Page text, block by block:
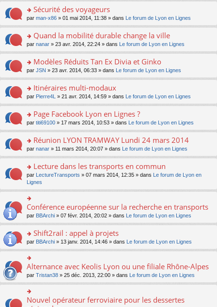
e
nt
ré
c
e
nt
le
pl
u
ré
c
e
nt
n
n
le
pl
u
ré
c
e
nt
a
g
e
n
n
le
pl
u
ré
c
e
nt
le
m
e
a
g
e
n
n
le
pl
u
ré
c
e
nt
ult
er
le
m
e
a
g
e
n
n
le
pl
u
ré
c
e
nt
o
n
ult
er
le
m
e
a
g
e
n
n
le
pl
u
ré
c
e
nt
Sécurité des voyageurs
par man-x86 » 01 mai 2014, 11:38 » dans Le forum de Lyon en Lignes
o
n
ult
er
le
m
e
a
g
e
n
n
le
pl
s
ré
c
e
nt
Quand la mobilité durable change la ville
par nanar » 23 avr. 2014, 22:24 » dans Le forum de Lyon en Lignes
o
n
ult
er
le
m
e
a
g
e
n
n
pl
u
s
ré
e
nt
Modèles Réduits Tan Ex Divia et Ginko
par JSN » 23 avr. 2014, 06:33 » dans Le forum de Lyon en Lignes
o
n
ult
er
le
m
e
a
g
e
n
o
n
le
u
s
ré
c
e
nt
Itinéraires multi-modaux
par Pierre4L » 21 avr. 2014, 14:59 » dans Le forum de Lyon en Lignes
o
n
ult
er
le
m
e
s
a
e
n
o
n
le
u
s
ré
c
e
nt
Page Facebook Lyon en Lignes ?
par titi69100 » 17 mars 2014, 10:53 » dans Le forum de Lyon en Lignes
o
n
ult
er
le
m
e
s
s
e
n
o
n
lu
pl
s
ré
Réunion LYON TRAMWAY Lundi 24 mars 2014
par nanar » 11 mars 2014, 20:07 » dans Le forum de Lyon en Lignes
o
s
ult
er
le
m
e
s
s
g
n
o
n
lu
le
Lecture dans les transports en commun
par LectureTransports » 07 mars 2014, 12:35 » dans
Le forum de Lyon en
Lignes
o
n
er
le
m
e
s
a
g
e
n
Conférence européenne sur la recherche en transports
par BBArchi » 07 févr. 2014, 20:02 » dans Le forum de Lyon en Lignes
o
n
s
ult
er
le
m
e
s
Shift2rail : appel à projets
par BBArchi » 13 janv. 2014, 14:46 » dans Le forum de Lyon en Lignes
o
n
er
le
Alternance avec Keolis Lyon ou une filiale Rhône-Alpes
par Tristan38 » 25 déc. 2013, 22:00 » dans Le forum de Lyon en Lignes
o
Nouvel opérateur ferroviaire pour les dessertes